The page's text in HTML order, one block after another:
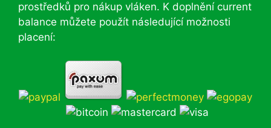
prostředků pro nákup vláken. K doplnění current
balance můžete použít následující možnosti
placení: